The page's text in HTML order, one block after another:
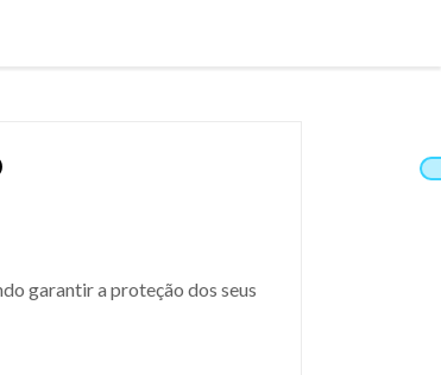
garantir a proteção dos seus